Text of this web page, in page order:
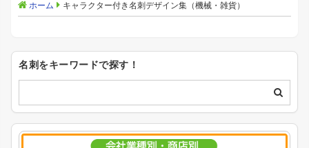
ホーム キャラクター付き名刺デザイン集（機械・雑貨）
名刺をキーワードで探す！